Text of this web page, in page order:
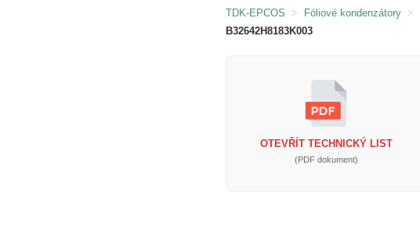
TDK-EPCOS > Fóliové kondenzátory >
B32642H8183K003
OTEVŘÍT TECHNICKÝ LIST
(PDF dokument)